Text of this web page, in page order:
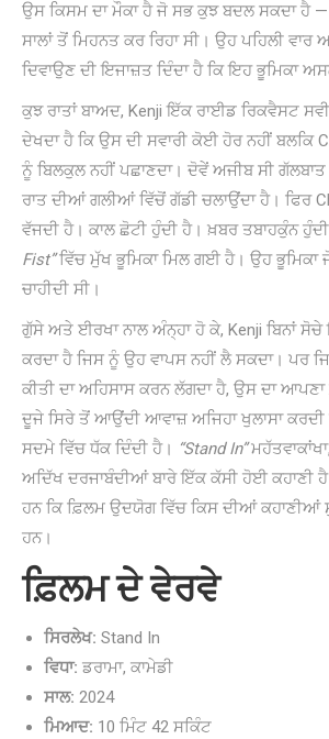
ਉਸ ਕਿਸਮ ਦਾ ਮੌਕਾ ਹੈ ਜੋ ਸਭ ਕੁਝ ਬਦਲ ਸਕਦਾ ਹੈ
ਸਾਲਾਂ ਤੋਂ ਮਿਹਨਤ ਕਰ ਰਿਹਾ ਸੀ। ਉਹ ਪਹਿਲੀ
ਦਿਵਾਉਣ ਦੀ ਇਜਾਜ਼ਤ ਦਿੰਦਾ ਹੈ ਕਿ ਇਹ ਭੂਮਿਕਾ
ਕੁਝ ਰਾਤਾਂ ਬਾਅਦ, Kenji ਇੱਕ ਰਾਈਡ ਰਿਕਵੈਸਟ
ਦੇਖਦਾ ਹੈ ਕਿ ਉਸ ਦੀ ਸਵਾਰੀ ਕੋਈ ਹੋਰ ਨਹੀਂ ਬਲਕਿ
ਨੂੰ ਬਿਲਕੁਲ ਨਹੀਂ ਪਛਾਣਦਾ। ਦੋਵੇਂ ਅਜੀਬ ਸੀ
ਰਾਤ ਦੀਆਂ ਗਲੀਆਂ ਵਿੱਚੋਂ ਗੱਡੀ ਚਲਾਉਂਦਾ ਹੈ। ਫਿਰ
ਵੱਜਦੀ ਹੈ। ਕਾਲ ਛੋਟੀ ਹੁੰਦੀ ਹੈ। ਖ਼ਬਰ ਤਬਾਹਕੁੰਨ
Fist”ਵਿੱਚ ਮੁੱਖ ਭੂਮਿਕਾ ਮਿਲ ਗਈ ਹੈ। ਉਹ ਭੂਮਿਕਾ
ਚਾਹੀਦੀ ਸੀ।
ਗੁੱਸੇ ਅਤੇ ਈਰਖਾ ਨਾਲ ਅੰਨ੍ਹਾ ਹੋ ਕੇ, Kenji ਬਿਨਾਂ
ਕਰਦਾ ਹੈ ਜਿਸ ਨੂੰ ਉਹ ਵਾਪਸ ਨਹੀਂ ਲੈ ਸਕਦਾ। ਪਰ
ਕੀਤੀ ਦਾ ਅਹਿਸਾਸ ਕਰਨ ਲੱਗਦਾ ਹੈ, ਉਸ ਦਾ
ਦੂਜੇ ਸਿਰੇ ਤੋਂ ਆਉਂਦੀ ਆਵਾਜ਼ ਅਜਿਹਾ ਖੁਲਾਸਾ
ਸਦਮੇ ਵਿੱਚ ਧੱਕ ਦਿੰਦੀ ਹੈ। “Stand In”
ਅਦਿੱਖ ਦਰਜਾਬੰਦੀਆਂ ਬਾਰੇ ਇੱਕ ਕੱਸੀ ਹੋਈ
ਹਨ ਕਿ ਫ਼ਿਲਮ ਉਦਯੋਗ ਵਿੱਚ ਕਿਸ ਦੀਆਂ
ਹਨ।
ਫ਼ਿਲਮ ਦੇ ਵੇਰਵੇ
ਸਿਰਲੇਖ: Stand In
ਵਿਧਾ: ਡਰਾਮਾ, ਕਾਮੇਡੀ
ਸਾਲ: 2024
ਮਿਆਦ: 10 ਮਿੰਟ 42 ਸਕਿੰਟ